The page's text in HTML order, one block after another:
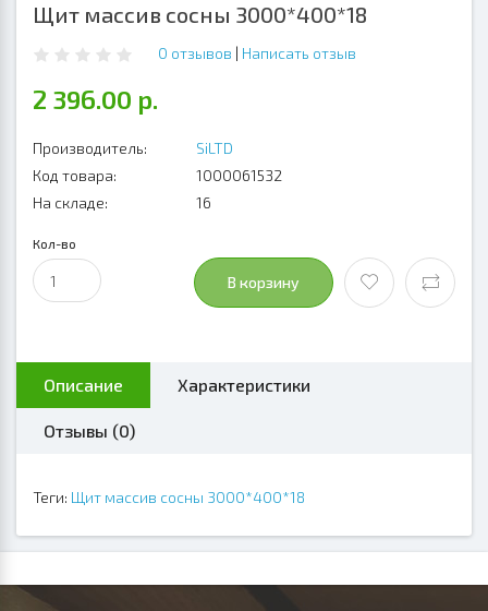
Щит массив сосны 3000*400*18
0 отзывов | Написать отзыв
2 396.00 р.
Производитель:
SiLTD
Код товара:
1000061532
На складе:
16
Кол-во
В корзину
Описание Характеристики
Отзывы (0)
Теги: Щит массив сосны 3000*400*18